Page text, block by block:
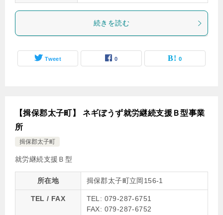
続きを読む
Tweet 0 0
【揖保郡太子町】 ネギぼうず就労継続支援Ｂ型事業
所
揖保郡太子町
就労継続支援Ｂ型
所在地 揖保郡太子町立岡156-1
TEL / FAX
TEL: 079-287-6751
FAX: 079-287-6752